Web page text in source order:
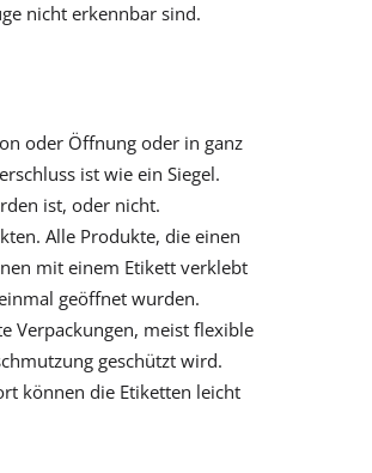
nicht erkennbar sind.
oder Öffnung oder in ganz
ist wie ein Siegel.
ist, oder nicht.
Alle Produkte, die einen
mit einem Etikett verklebt
geöffnet wurden.
Verpackungen, meist flexible
geschützt wird.
können die Etiketten leicht